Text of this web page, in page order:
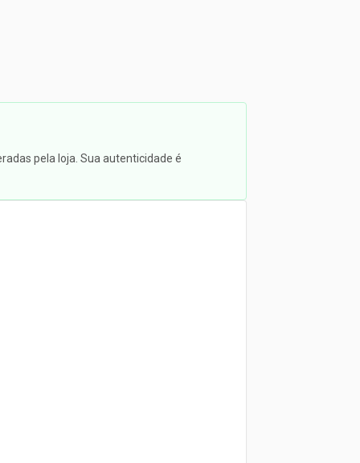
pela loja. Sua autenticidade é